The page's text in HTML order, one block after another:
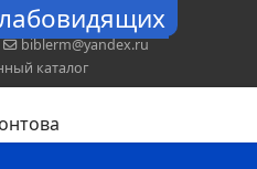
biblerm@yandex.ru
каталог